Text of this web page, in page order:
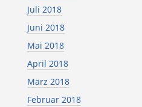
Juli 2018
Juni 2018
Mai 2018
April 2018
März 2018
Februar 2018